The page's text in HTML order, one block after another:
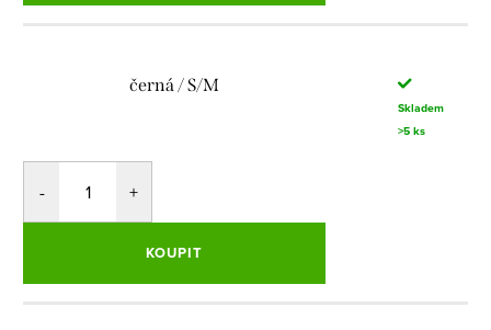
černá / S/M
Skladem
>5 ks
KOUPIT